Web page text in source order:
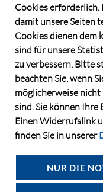
©2026 Deutsche
CONSENT MANAGER
KATALOGBEZUG
OBJEKTFRAGEBOGEN
DATENSCHUTZ
IMPRESSUM
KONTAKT
Cookies erforderlich.
damit unsere Seiten
Cookies dienen dem
sind für unsere
zu verbessern. Bitte
beachten Sie, wenn
möglicherweise
sind. Sie können
Einen Widerrufslink
finden Sie in unserer
NUR DIE